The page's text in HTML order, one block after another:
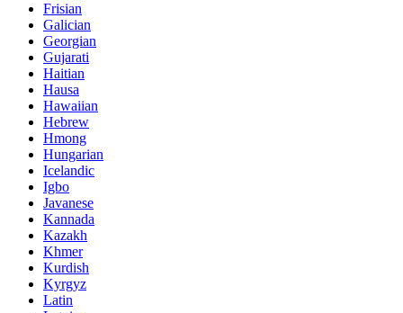
Frisian
Galician
Georgian
Gujarati
Haitian
Hausa
Hawaiian
Hebrew
Hmong
Hungarian
Icelandic
Igbo
Javanese
Kannada
Kazakh
Khmer
Kurdish
Kyrgyz
Latin